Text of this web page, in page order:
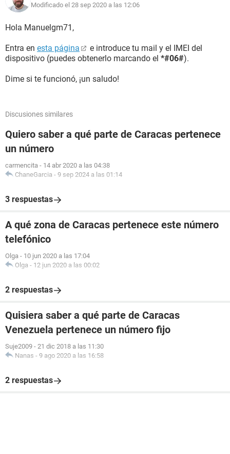
Modificado el 28 sep 2020 a las 12:06
Hola Manuelgm71,
Entra en esta página
e introduce tu mail y el IMEI del
dispositivo (puedes obtenerlo marcando el *#06#).
Dime si te funcionó, ¡un saludo!
Discusiones similares
Quiero saber a qué parte de Caracas pertenece
un número
carmencita - 14 abr 2020 a las 04:38
ChaneGarcia - 9 sep 2024 a las 01:14
3 respuestas
A qué zona de Caracas pertenece este número
telefónico
Olga - 10 jun 2020 a las 17:04
Olga - 12 jun 2020 a las 00:02
2 respuestas
Quisiera saber a qué parte de Caracas
Venezuela pertenece un número fijo
Suje2009 - 21 dic 2018 a las 11:30
Nanas - 9 ago 2020 a las 16:58
2 respuestas